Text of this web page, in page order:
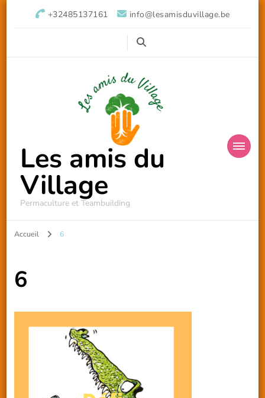
+32485137161 info@lesamisduvillage.be
Les amis du
Village
Permaculture et Teambuilding
Accueil 6
6